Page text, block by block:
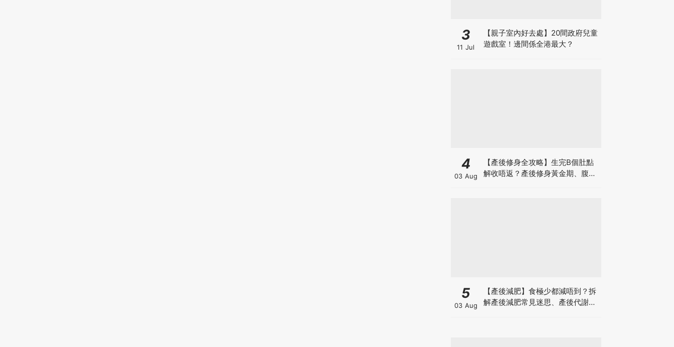
3
11 Jul
【親子室內好去處】20間政府兒童
遊戲室！邊間係全港最大？
4
03 Aug
【產後修身全攻略】生完B個肚點
解收唔返？產後修身黃金期、腹直
5
03 Aug
【產後減肥】食極少都減唔到？拆
解產後減肥常見迷思、產後代謝、